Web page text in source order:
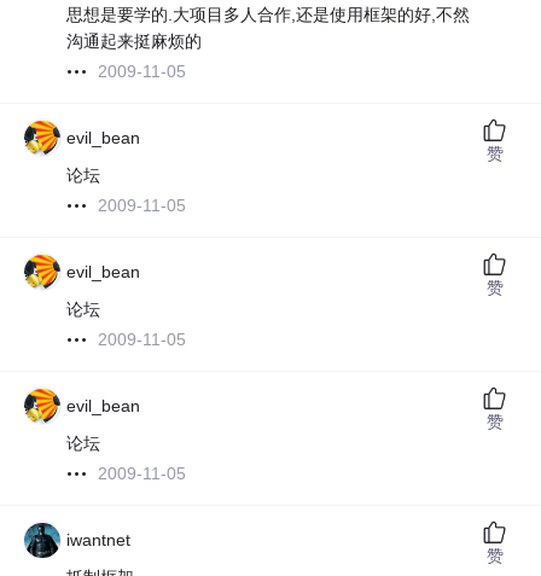
思想是要学的.大项目多人合作,还是使用框架的好,不然
沟通起来挺麻烦的
2009-11-05
evil_bean
论坛
2009-11-05
赞
evil_bean
论坛
2009-11-05
赞
evil_bean
论坛
2009-11-05
赞
iwantnet
赞